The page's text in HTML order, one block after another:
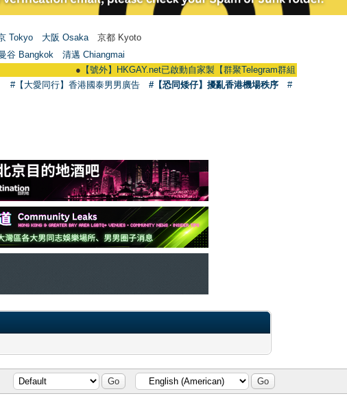
Tokyo 大阪 Osaka 京都 Kyoto
谷 Bangkok
清邁 Chiangmai
【號外】HKGAY.net已啟動自家製【群聚Telegram群組】
#【大愛同行】香港國泰男男廣告 #【恐同矮仔】擾亂香港機場秩序
#